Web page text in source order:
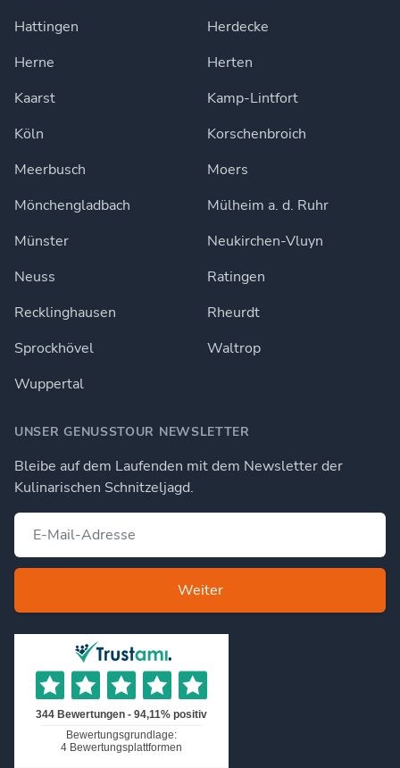
Hattingen
Herdecke
Herne
Herten
Kaarst
Kamp-Lintfort
Köln
Korschenbroich
Meerbusch
Moers
Mönchengladbach
Mülheim a. d. Ruhr
Münster
Neukirchen-Vluyn
Neuss
Ratingen
Recklinghausen
Rheurdt
Sprockhövel
Waltrop
Wuppertal
UNSER GENUSSTOUR NEWSLETTER
Bleibe auf dem Laufenden mit dem Newsletter der
Kulinarischen Schnitzeljagd.
Weiter